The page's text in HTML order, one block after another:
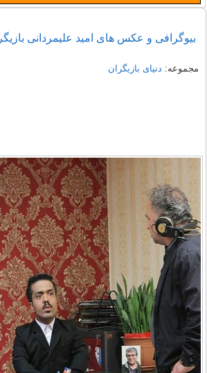
بیوگرافی و عکس های امید علیمردانی بازیگر
مجموعه: دنیای بازیگران